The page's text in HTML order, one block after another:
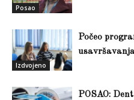
Posao
Izdvojeno
Počeo
POSAO: